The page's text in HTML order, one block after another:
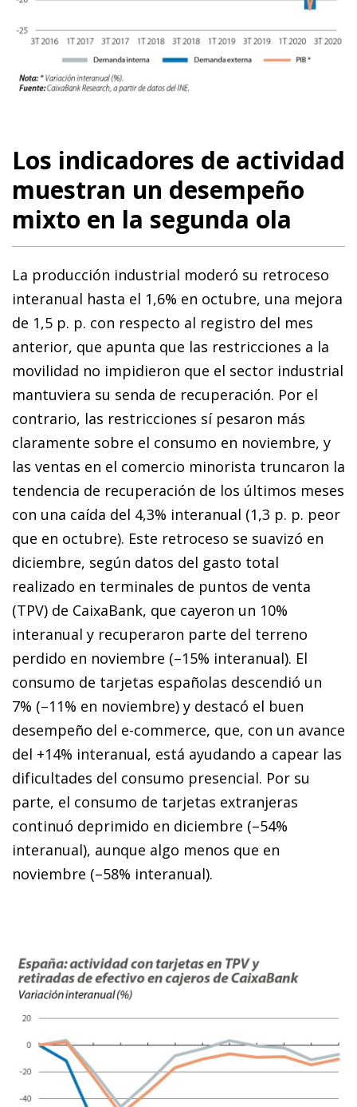
Los indicadores de actividad
muestran un desempeño
mixto en la segunda ola
La producción industrial moderó su retroceso
interanual hasta el 1,6% en octubre, una mejora
de 1,5 p. p. con respecto al registro del mes
anterior, que apunta que las restricciones a la
movilidad no impidieron que el sector industrial
mantuviera su senda de recuperación. Por el
contrario, las restricciones sí pesaron más
claramente sobre el consumo en no­­viembre, y
las ventas en el comercio minorista truncaron la
tendencia de recuperación de los últimos meses
con una caída del 4,3% interanual (1,3 p. p. peor
que en octubre). Este retroceso se suavizó en
diciembre, según datos del gasto total
realizado en terminales de puntos de venta
(TPV) de CaixaBank, que cayeron un 10%
interanual y recuperaron parte del terreno
perdido en noviembre (–15% interanual). El
consumo de tarjetas españolas descendió un
7% (–11% en noviembre) y destacó el buen
desempeño del e-commerce, que, con un avance
del +14% inter­­anual, está ayudando a capear las
dificultades del consumo presencial. Por su
parte, el consumo de tarjetas extranjeras
continuó deprimido en diciembre (–54%
interanual), aunque algo menos que en
noviembre (–58% interanual).